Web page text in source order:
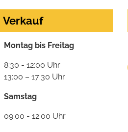
Verkauf
Montag bis Freitag
8:30 - 12:00 Uhr
13:00 – 17:30 Uhr
Samstag
09:00 - 12:00 Uhr